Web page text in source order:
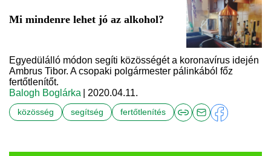
Mi mindenre lehet jó az alkohol?
Egyedülálló módon segíti közösségét a koronavírus idején
Ambrus Tibor. A csopaki polgármester pálinkából főz
fertőtlenítőt.
Balogh Boglárka
| 2020.04.11.
közösség segítség fertőtlenítés